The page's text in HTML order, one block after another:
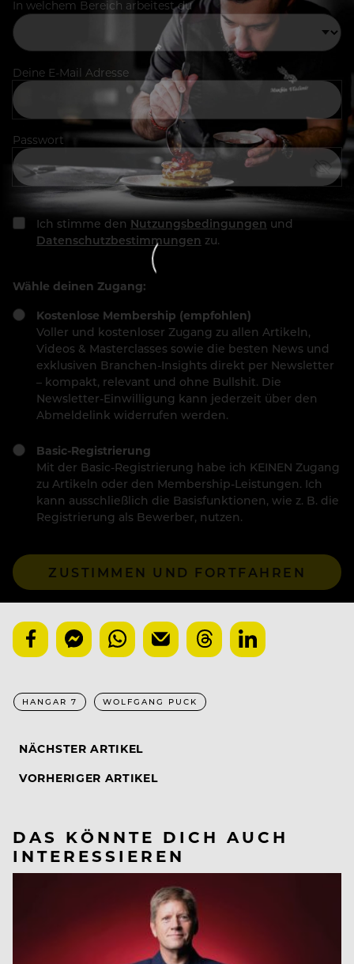
In welchem Bereich arbeitest du
Deine E-Mail Adresse
Passwort
Ich stimme den Nutzungsbedingungen und
Datenschutzbestimmungen zu.
Wähle deinen Zugang:
Kostenlose Membership (empfohlen)
Voller und kostenloser Zugang zu allen Artikeln,
Videos & Masterclasses sowie die besten News und
exklusiven Branchen-Insights direkt per Newsletter
– kompakt, relevant und ohne Bullshit. Die
Newsletter-Einwilligung kann jederzeit über den
Abmeldelink widerrufen werden.
Basic-Registrierung
Mit der Basic-Registrierung habe ich KEINEN Zugang
zu Artikeln oder den Membership-Leistungen. Ich
kann ausschließlich die Basisfunktionen, wie z. B. die
Registrierung als Bewerber, nutzen.
ZUSTIMMEN UND FORTFAHREN
HANGAR 7 WOLFGANG PUCK
NÄCHSTER ARTIKEL
VORHERIGER ARTIKEL
DAS KÖNNTE DICH AUCH
INTERESSIEREN